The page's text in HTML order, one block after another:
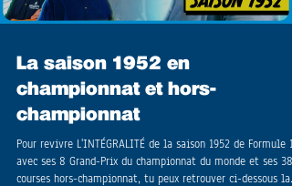
La saison 1952 en
championnat et hors-
championnat
Pour revivre L'INTÉGRALITÉ de la saison 1952 de Formule 1,
avec ses 8 Grand-Prix du championnat du monde et ses 38
courses hors-championnat, tu peux retrouver ci-dessous la